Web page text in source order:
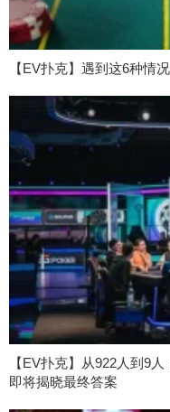
【EV扑克】遇到这6种情
【EV扑克】从922人到9
即将揭晓最终答案